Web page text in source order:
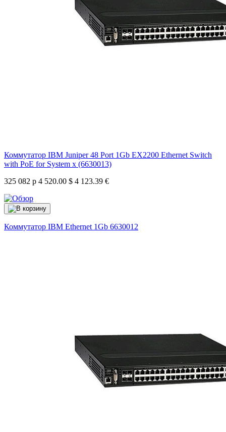
Коммутатор IBM Juniper 48 Port 1Gb EX2200 Ethernet Switch
with PoE for System x (6630013)
325 082 р 4 520.00 $ 4 123.39 €
Коммутатор IBM Ethernet 1Gb 6630012